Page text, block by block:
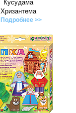
Кусудама
Хризантема
Подробнее >>